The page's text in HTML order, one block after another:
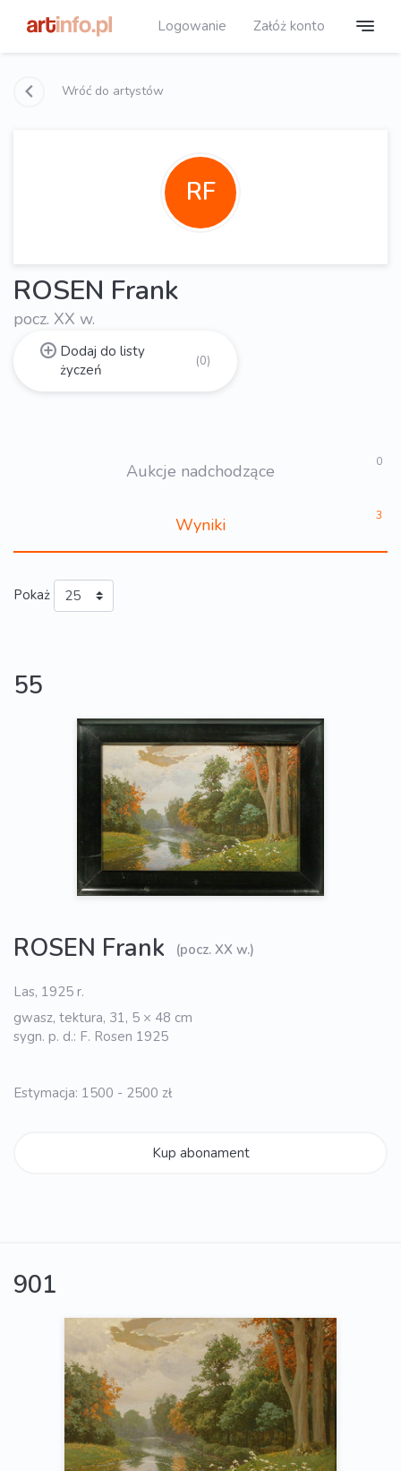
Logowanie Załóż konto
Wróć do artystów
RF
ROSEN Frank
pocz. XX w.
Dodaj do listy
życzeń
(0)
Aukcje nadchodzące 0
Wyniki 3
Pokaż
55
ROSEN Frank (pocz. XX w.)
Las, 1925 r.
gwasz, tektura, 31, 5 × 48 cm
sygn. p. d.: F. Rosen 1925
Estymacja: 1500 - 2500 zł
Kup abonament
901